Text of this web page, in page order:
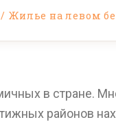
Жилье на левом
в стране.
районов